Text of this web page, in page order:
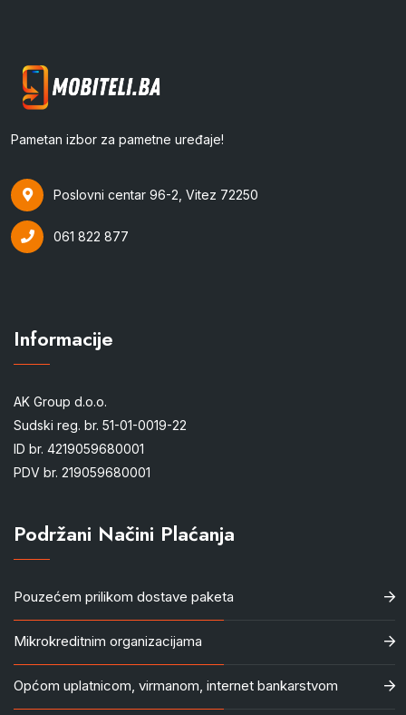
Pametan izbor za pametne uređaje!
Poslovni centar 96-2, Vitez 72250
061 822 877
Informacije
AK Group d.o.o.
Sudski reg. br. 51-01-0019-22
ID br. 4219059680001
PDV br. 219059680001
Podržani Načini Plaćanja
Pouzećem prilikom dostave paketa
Mikrokreditnim organizacijama
Općom uplatnicom, virmanom, internet bankarstvom